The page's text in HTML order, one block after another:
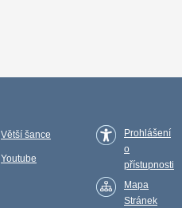
Větší šance
Youtube
Prohlášení
o
přístupnosti
Mapa
Stránek